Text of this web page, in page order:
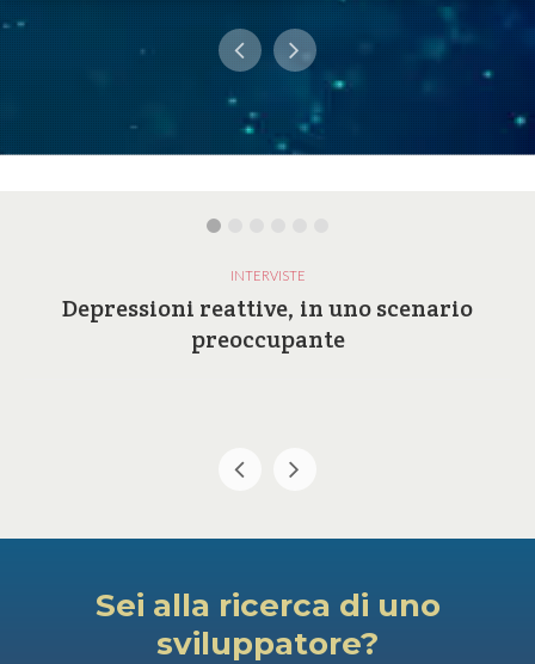
INTERVISTE
Depressioni reattive, in uno scenario
preoccupante
Sei alla ricerca di uno
sviluppatore?